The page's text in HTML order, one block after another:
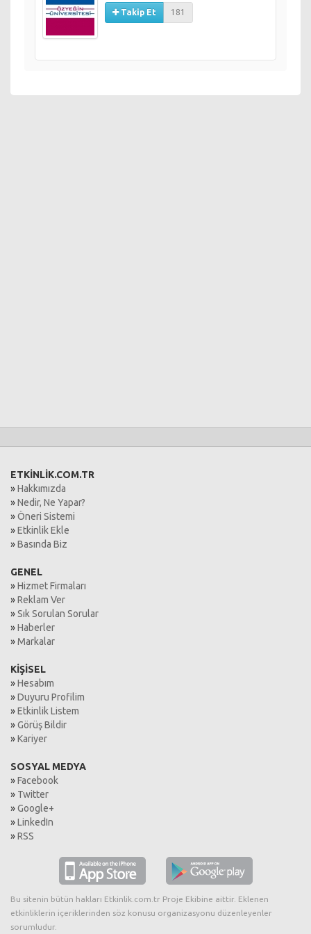
Takip Et 181
ETKİNLİK.COM.TR
»Hakkımızda
»Nedir, Ne Yapar?
»Öneri Sistemi
»Etkinlik Ekle
»Basında Biz
GENEL
»Hizmet Firmaları
»Reklam Ver
»Sık Sorulan Sorular
»Haberler
»Markalar
KİŞİSEL
»Hesabım
»Duyuru Profilim
»Etkinlik Listem
»Görüş Bildir
»Kariyer
SOSYAL MEDYA
»Facebook
» Twitter
»Google+
»LinkedIn
»RSS
Bu sitenin bütün hakları Etkinlik.com.tr Proje Ekibine aittir. Eklenen
etkinliklerin içeriklerinden söz konusu organizasyonu düzenleyenler
sorumludur.